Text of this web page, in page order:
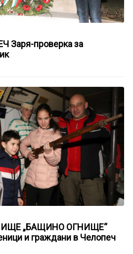
проверка за
„БАЩИНО ОГНИЩЕ“
и граждани в Челопеч